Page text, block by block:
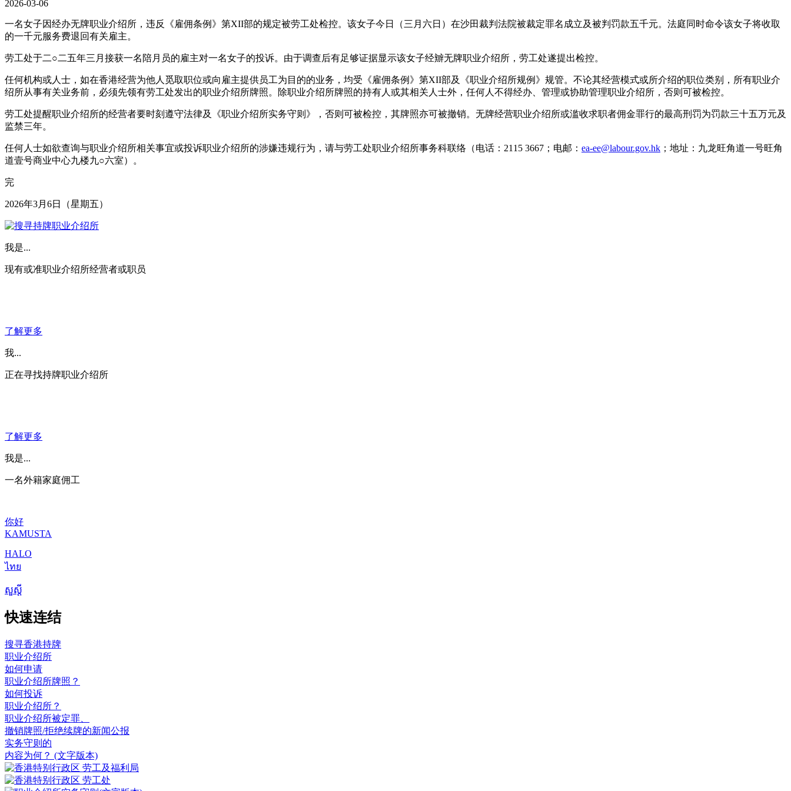
2026-03-06
一名女子因经办无牌职业介绍所，违反《雇佣条例》第XII部的规定被劳工处检控。该女子今日（三月六日）在沙田裁判法院被裁定罪名成立及被判罚款五千元。法庭同时命令该女子将收取
的一千元服务费退回有关雇主。
劳工处于二○二五年三月接获一名陪月员的雇主对一名女子的投诉。由于调查后有足够证据显示该女子经辧无牌职业介绍所，劳工处遂提出检控。
任何机构或人士，如在香港经营为他人觅取职位或向雇主提供员工为目的的业务，均受《雇佣条例》第XII部及《职业介绍所规例》规管。不论其经营模式或所介绍的职位类别，所有职业介
绍所从事有关业务前，必须先领有劳工处发出的职业介绍所牌照。除职业介绍所牌照的持有人或其相关人士外，任何人不得经办、管理或协助管理职业介绍所，否则可被检控。
劳工处提醒职业介绍所的经营者要时刻遵守法律及《职业介绍所实务守则》，否则可被检控，其牌照亦可被撤销。无牌经营职业介绍所或滥收求职者佣金罪行的最高刑罚为罚款三十五万元及
监禁三年。
任何人士如欲查询与职业介绍所相关事宜或投诉职业介绍所的涉嫌违规行为，请与劳工处职业介绍所事务科联络（电话：2115 3667；电邮： ea-ee@labour.gov.hk ；地址：九龙旺角道一号旺角
道壹号商业中心九楼九○六室）。
完
2026年3月6日（星期五）
我是...
现有或准职业介绍所经营者或职员
了解更多
我...
正在寻找持牌职业介绍所
了解更多
我是...
一名外籍家庭佣工
你好
KAMUSTA
HALO
ไทย
សួស្តី
快速连结
搜寻香港持牌
职业介绍所
如何申请
职业介绍所牌照？
如何投诉
职业介绍所？
职业介绍所被定罪、
撤销牌照/拒绝续牌的新闻公报
实务守则的
内容为何？ (文字版本)